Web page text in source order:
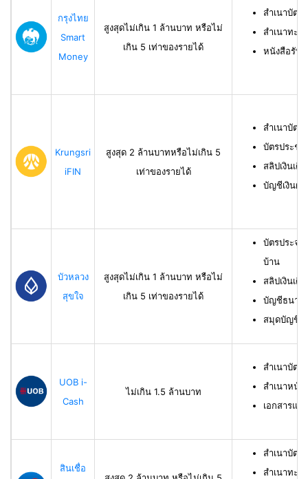
กรุงไทย
Smart
Money
สูงสุดไม่เกิน 1 ล้านบาท หรือไม่
เกิน 5 เท่าของรายได้
สำเนาบัตร
สำเนาทะเ
หนังสือรับร
Krungsri
iFIN
สูงสุด 2 ล้านบาทหรือไม่เกิน 5
เท่าของรายได้
สำเนาบัตร
บัตรประช
สลิปเงินเดื
บัญชีเงินฝา
บัวหลวง
สุขใจ
สูงสุดไม่เกิน 1 ล้านบาท หรือไม่
เกิน 5 เท่าของรายได้
บัตรประจำ
บ้าน
สลิปเงินเดื
บัญชีธนาคา
สมุดบัญชีธ
UOB i-
Cash
ไม่เกิน 1.5 ล้านบาท
สำเนาบัตร
สำเนาหน้
เอกสารแส
สินเชื่อ
สำเนาบัตร
สำเนาทะเ